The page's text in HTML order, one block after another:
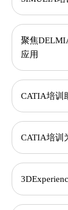
聚焦
应用
CATIA培训
CATIA培训